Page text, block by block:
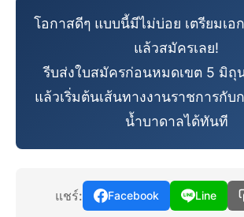
โอกาสดีๆ แบบนี้มีไม่บ่อย เตรียมเอ
แล้วสมัครเลย!
รีบส่งใบสมัครก่อนหมดเขต 5 มิถุ
แล้วเริ่มต้นเส้นทางงานราชการกับ
น้ำบาดาลได้ทันที
แชร์: Facebook Line